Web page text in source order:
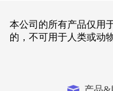
本公司的所有产品仅用
的，不可用于人类或动